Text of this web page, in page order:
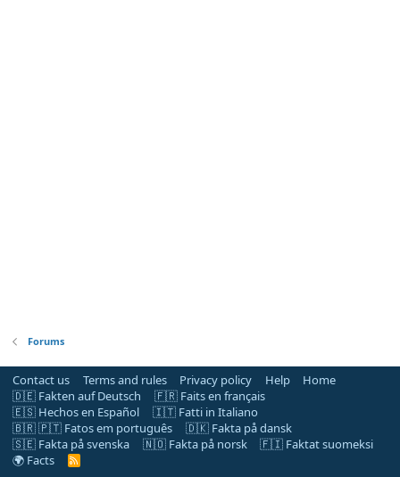
Forums
Contact us Terms and rules Privacy policy Help
Home
🇩🇪 Fakten auf Deutsch
🇫🇷 Faits en français
🇪🇸 Hechos en Español
🇮🇹 Fatti in Italiano
🇧🇷 🇵🇹 Fatos em português
🇩🇰 Fakta på dansk
🇸🇪 Fakta på svenska
🇳🇴 Fakta på norsk
🇫🇮 Faktat suomeksi
🌍 Facts
R